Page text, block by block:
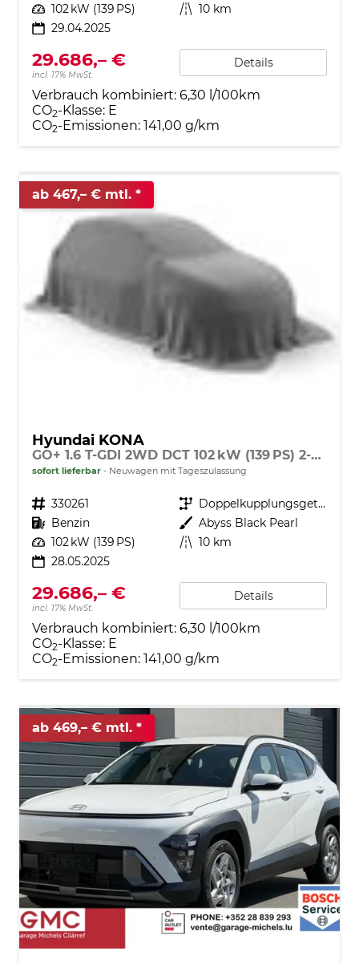
Leistung 102 kW (139 PS) Kilometerstand 10 km
29.04.2025
29.686,– €
incl. 17% MwSt.
Details
Verbrauch kombiniert: 6,30 l/100km
CO2-Klasse: E
CO2-Emissionen: 141,00 g/km
ab 467,– € mtl.
Hyundai KONA
GO+ 1.6 T-GDI 2WD DCT 102 kW (139 PS) 2-Zonen-Klimaautomatik, Sitzheizung, Lenkradheizung, DAB, Android Auto, Apple CarPlay, Navigationssystem, Induktionsladestation, LED-Scheinwerfer, 18 Zoll Leichtmetallfelgen, uvm
sofort lieferbar Neuwagen mit Tageszulassung
Fahrzeugnr. 330261 Getriebe
Doppelkupplungsgetriebe (DSG)
Kraftstoff Benzin Außenfarbe Abyss Black Pearl
Leistung 102 kW (139 PS) Kilometerstand 10 km
28.05.2025
29.686,– €
incl. 17% MwSt.
Details
Verbrauch kombiniert: 6,30 l/100km
CO2-Klasse: E
CO2-Emissionen: 141,00 g/km
ab 469,– € mtl.